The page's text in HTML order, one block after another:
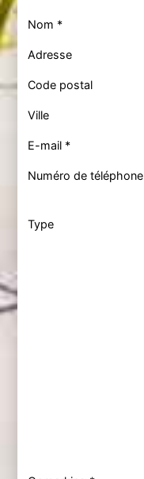
Nom *
Adresse
Code postal
Ville
E-mail *
Numéro de téléphone
Type